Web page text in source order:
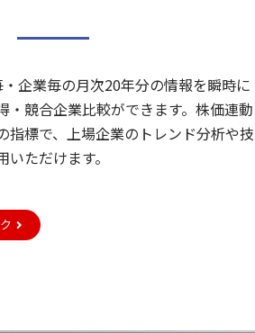
企業毎の月次20年分の情報を瞬時に
・競合企業比較ができます。株価連動
標で、 上場企業のトレンド分析や技
ただけます。